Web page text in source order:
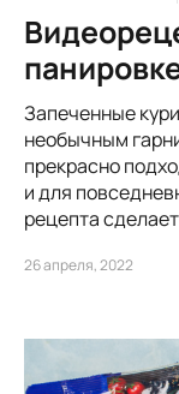
Запеченные
необычным
прекрасно
и для
рецепта
26 апреля, 2022